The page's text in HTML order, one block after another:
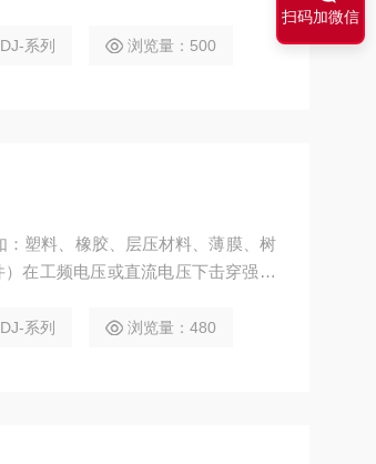
系列 浏览量：500
塑料、橡胶、层压材料、薄膜、树
在工频电压或直流电压下击穿强度
系列 浏览量：480
扫码加微信